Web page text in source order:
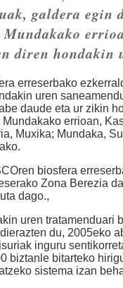
galdera egin
diren hondakin
erreserbako
uren
daude eta ur zikin
errioan,
Muxika; Mundaka,
biosfera
Zona Berezia
dago.,
uren tratamenduari
du, 2005eko
inguru
biztanle bitarteko
sistema izan